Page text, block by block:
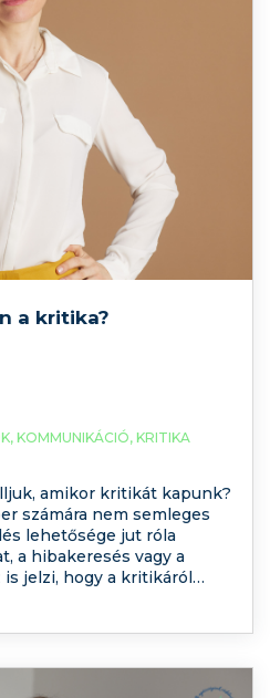
a kritika?
, KOMMUNIKÁCIÓ, KRITIKA
amikor kritikát kapunk?
számára nem semleges
lehetősége jut róla
a hibakeresés vagy a
is jelzi, hogy a kritikáról
mindenki ugyanazt